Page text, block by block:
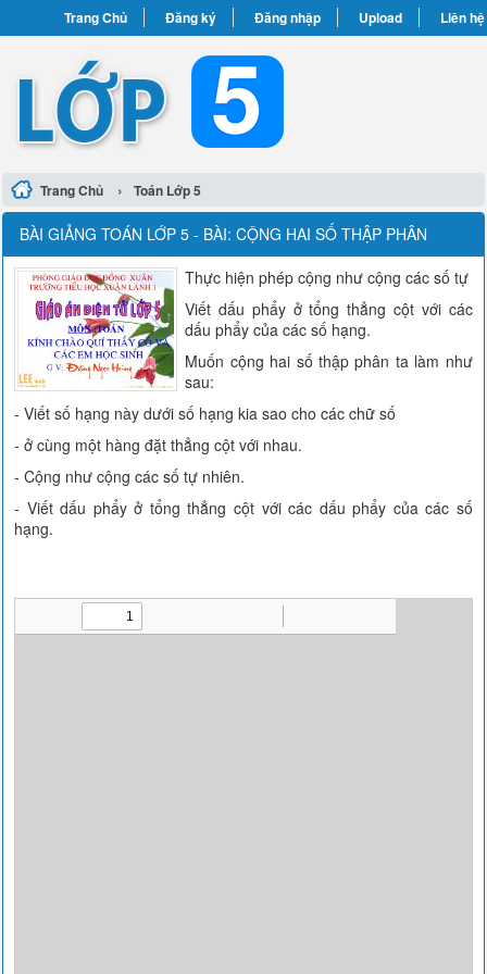
Trang Chủ Đăng ký Đăng nhập Upload Liên hệ
Trang Chủ › Toán Lớp 5
BÀI GIẢNG TOÁN LỚP 5 - BÀI: CỘNG HAI SỐ THẬP PHÂN
Thực hiện phép cộng như cộng các số tự
Viết dấu phẩy ở tổng thẳng cột với các
dấu phẩy của các số hạng.
Muốn cộng hai số thập phân ta làm như
sau:
- Viết số hạng này dưới số hạng kia sao cho các chữ số
- ở cùng một hàng đặt thẳng cột với nhau.
- Cộng như cộng các số tự nhiên.
- Viết dấu phẩy ở tổng thẳng cột với các dấu phẩy của các số
hạng.